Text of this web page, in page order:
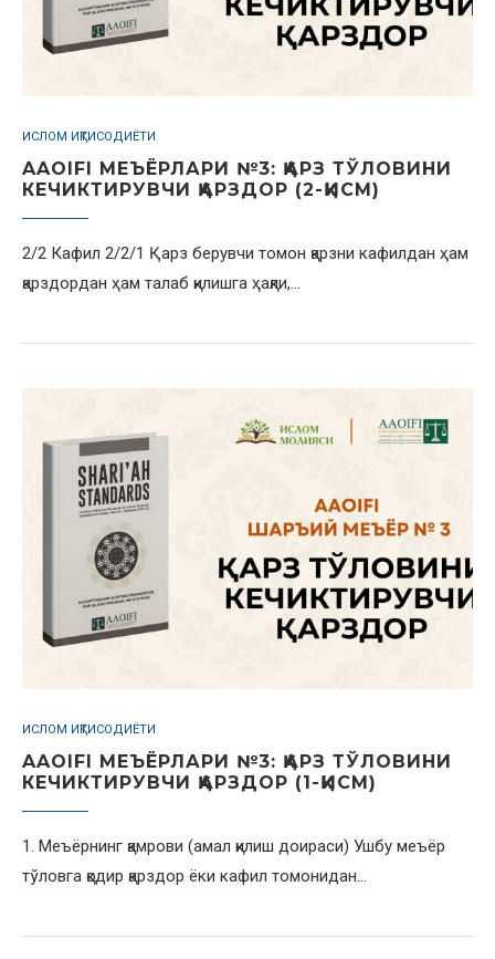
ИСЛОМ ИҚТИСОДИЁТИ
AAOIFI МЕЪЁРЛАРИ №3: ҚАРЗ ТЎЛОВИНИ
КЕЧИКТИРУВЧИ ҚАРЗДОР (2-ҚИСМ)
2/2 Кафил 2/2/1 Қарз берувчи томон қарзни кафилдан ҳам
қарздордан ҳам талаб қилишга ҳақли,…
ИСЛОМ ИҚТИСОДИЁТИ
AAOIFI МЕЪЁРЛАРИ №3: ҚАРЗ ТЎЛОВИНИ
КЕЧИКТИРУВЧИ ҚАРЗДОР (1-ҚИСМ)
1. Меъёрнинг қамрови (амал қилиш доираси) Ушбу меъёр
тўловга қодир қарздор ёки кафил томонидан…